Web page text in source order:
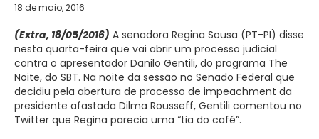
18 de maio, 2016
(Extra, 18/05/2016) A senadora Regina Sousa (PT-PI) disse
nesta quarta-feira que vai abrir um processo judicial
contra o apresentador Danilo Gentili, do programa The
Noite, do SBT. Na noite da sessão no Senado Federal que
decidiu pela abertura de processo de impeachment da
presidente afastada Dilma Rousseff, Gentili comentou no
Twitter que Regina parecia uma “tia do café”.